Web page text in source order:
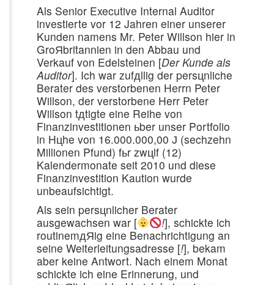
Als Senior Executive Internal Auditor
investierte vor 12 Jahren einer unserer
Kunden namens Mr. Peter Willson hier in
GroЯbritannien in den Abbau und
Verkauf von Edelsteinen [Der Kunde als
Auditor]. Ich war zufдllig der persцnliche
Berater des verstorbenen Herrn Peter
Willson, der verstorbene Herr Peter
Willson tдtigte eine Reihe von
Finanzinvestitionen ьber unser Portfolio
in Hцhe von 16.000.000,00 Ј (sechzehn
Millionen Pfund) fьr zwцlf (12)
Kalendermonate seit 2010 und diese
Finanzinvestition Kaution wurde
unbeaufsichtigt.
Als sein persцnlicher Berater
ausgewachsen war [
!], schickte ich
routinemдЯig eine Benachrichtigung an
seine Weiterleitungsadresse [!], bekam
aber keine Antwort. Nach einem Monat
schickte ich eine Erinnerung, und